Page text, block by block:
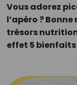
Vous adorez
l’apéro ?
trésors
effet 5 bienfaits